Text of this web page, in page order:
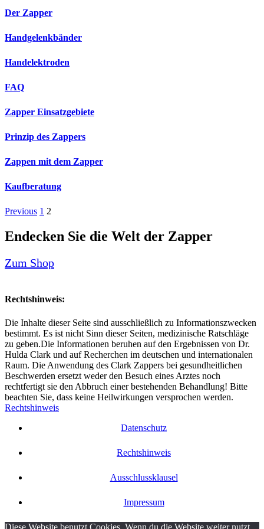
Der Zapper
Handgelenkbänder
Handelektroden
FAQ
Zapper Einsatzgebiete
Prinzip des Zappers
Zappen mit dem Zapper
Kaufberatung
Previous 1 2
Endecken Sie die Welt der Zapper
Zum Shop
Rechtshinweis:
Die Inhalte dieser Seite sind ausschließlich zu Informationszwecken
bestimmt. Es ist nicht Sinn dieser Seiten, medizinische Ratschläge
zu geben.Die Informationen beruhen auf den Ergebnissen von Dr.
Hulda Clark und auf Recherchen im deutschen und internationalen
Raum. Die Anwendung des Clark Zappers bei gesundheitlichen
Beschwerden ersetzt weder den Besuch eines Arztes noch
rechtfertigt sie den Abbruch einer bestehenden Behandlung! Bitte
beachten Sie, dass keine Heilwirkungen versprochen werden.
Rechtshinweis
Datenschutz
Rechtshinweis
Ausschlussklausel
Impressum
Diese Website benutzt Cookies. Wenn du die Website weiter nutzt,